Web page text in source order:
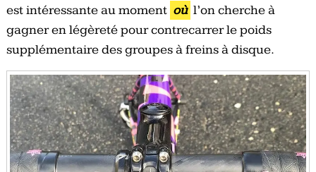
est intéressante au moment où l’on cherche à
gagner en légèreté pour contrecarrer le poids
supplémentaire des groupes à freins à disque.